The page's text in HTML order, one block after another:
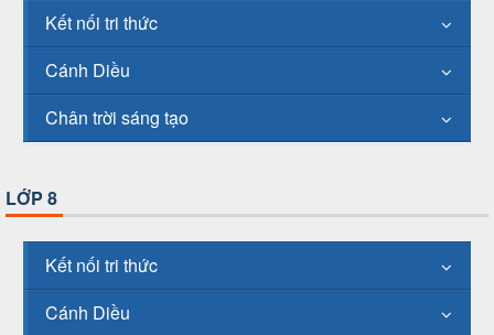
Kết nối tri thức
Cánh Diều
Chân trời sáng tạo
LỚP 8
Kết nối tri thức
Cánh Diều